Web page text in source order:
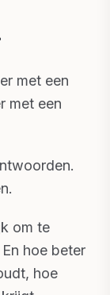
met een
met een
om te
hoe beter
hoe